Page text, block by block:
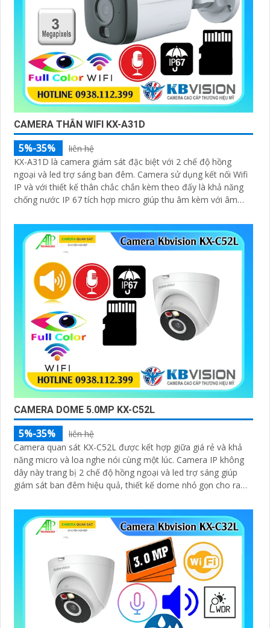
CAMERA THÂN WIFI KX-A31D
5%-35%
liên hệ
KX-A31D là camera giám sát đặc biệt với 2 chế độ hồng
ngoại và led trợ sáng ban đêm. Camera sử dụng kết nối Wifi
IP và với thiết kế thân chắc chắn kèm theo đấy là khả năng
chống nước IP 67 tích hợp micro giúp thu âm kèm với âm
CAMERA DOME 5.0MP KX-C52L
5%-35%
liên hệ
Camera quan sát KX-C52L được kết hợp giữa giá rẻ và khả
năng micro và loa nghe nói cùng một lúc. Camera IP không
dây này trang bị 2 chế độ hồng ngoại và led trợ sáng giúp
giám sát ban đêm hiệu quả, thiết kế dome nhỏ gọn cho ra